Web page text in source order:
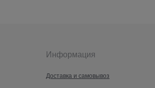
Информация
Доставка и самовывоз